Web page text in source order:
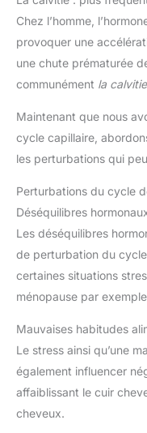
Chez l’homme,
provoquer une
une chute prématurée
communément la
Maintenant que nous
cycle capillaire,
les perturbations qui
Perturbations du cycle
Déséquilibres
Les déséquilibres
de perturbation du
certaines situations
ménopause par
Mauvaises habitudes
Le stress ainsi qu’une
également influencer
affaiblissant le cuir
cheveux.